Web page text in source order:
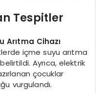
Tespitler
Arıtma Cihazı
içme suyu arıtma
Ayrıca, elektrik
çocuklar
vurgulandı.